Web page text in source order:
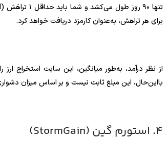
برای هر تراهش، به‌عنوان کارمزد دریافت خواهد کرد.
بااین‌حال، این مبلغ ثابت نیست و بر اساس میزان
4. استورم گین (StormGain)